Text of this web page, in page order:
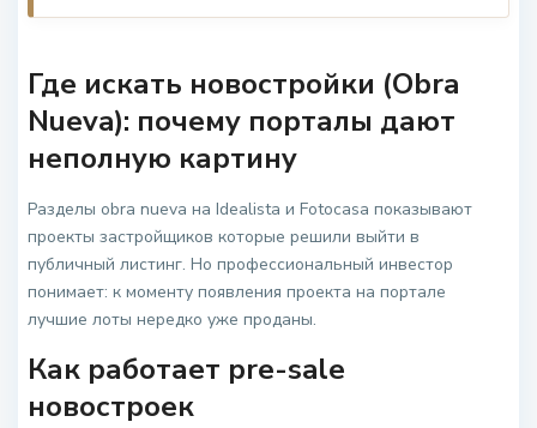
Где искать новостройки (Obra
Nueva): почему порталы дают
неполную картину
Разделы obra nueva на Idealista и Fotocasa показывают
проекты застройщиков которые решили выйти в
публичный листинг. Но профессиональный инвестор
понимает: к моменту появления проекта на портале
лучшие лоты нередко уже проданы.
Как работает pre-sale
новостроек